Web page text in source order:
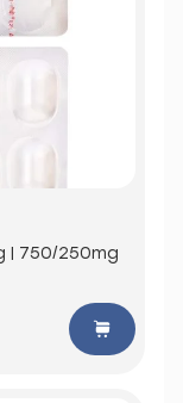
| 750/250mg